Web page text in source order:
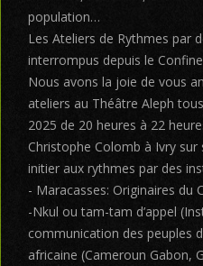
population…
Les Ateliers de Rythmes par
interrompus depuis le
Nous avons la joie de vous
ateliers au Théâtre Aleph
2025 de 20 heures à 22
Christophe Colomb à Ivry sur
initier aux rythmes par des
- Maracasses: Originaires du
-Nkul ou tam-tam d’appel
communication des peuples
africaine (Cameroun Gabon,